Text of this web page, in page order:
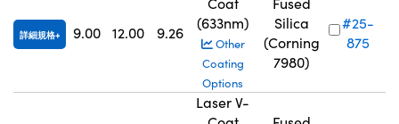
詳細規格 9.00 12.00 9.26
(633nm)
Other
Coating
Options
Silica
(Corning
7980)
#25-
875
Laser V-